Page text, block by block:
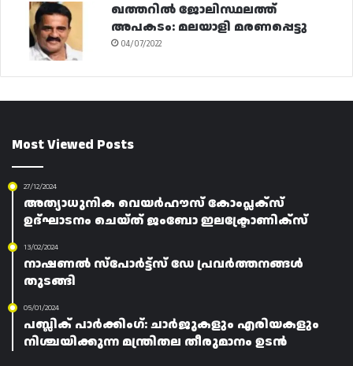
ഖത്തറിൽ ജോലിസ്ഥലത്ത്
അപകടം: മലയാളി മരണപ്പെട്ടു
04/07/2022
Most Viewed Posts
27/12/2024
അത്യാധുനിക വെയർഹൗസ് കോംപ്ലക്‌സ്
ഉദ്ഘാടനം ചെയ്ത് ജംബോ ഇലക്ട്രോണിക്സ്
13/02/2024
നാഷണൽ സ്പോർട്ട്‌സ് ഡേ പ്രവർത്തനങ്ങൾ
തുടങ്ങി
05/01/2024
പബ്ലിക് പാർക്കിംഗ്: ചാർജുകളും എരിയകളും
നിശ്ചയിക്കുന്ന മന്ത്രിതല തീരുമാനം ഉടൻ